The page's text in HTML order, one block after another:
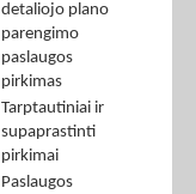
detaliojo plano
parengimo
paslaugos
pirkimas
Tarptautiniai ir
supaprastinti
pirkimai
Paslaugos